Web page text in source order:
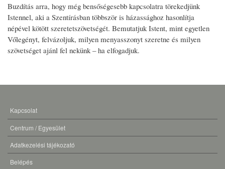
Buzdítás arra, hogy még bensőségesebb kapcsolatra törekedjünk
Istennel, aki a Szentírásban többször is házassághoz hasonlítja
népével kötött szeretetszövetségét. Bemutatjuk Istent, mint egyetlen
Vőlegényt, felvázoljuk, milyen menyasszonyt szeretne és milyen
szövetséget ajánl fel nekünk – ha elfogadjuk.
LÁBLÉC
MENÜ
Kapcsolat
Centrum / Egyesület
Adatkezelési tájékozató
Belépés